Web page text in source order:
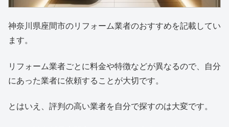
神奈川県座間市のリフォーム業者のおすすめを記載してい
ます。
リフォーム業者ごとに料金や特徴などが異なるので、自分
にあった業者に依頼することが大切です。
とはいえ、評判の高い業者を自分で探すのは大変です。